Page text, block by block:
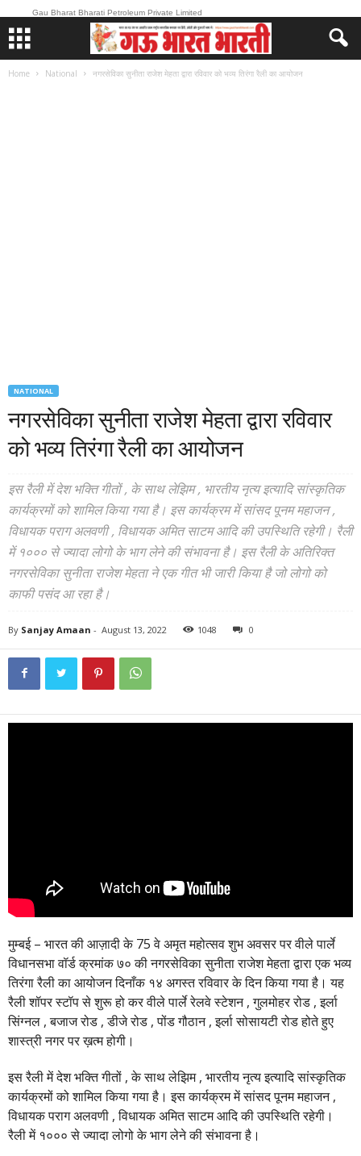
Gau Bharat Bharati Petroleum Private Limited
Home National नगरसेविका सुनीता राजेश मेहता द्वारा रविवार को भव्य तिरंगा रैली का आयोजन
NATIONAL
नगरसेविका सुनीता राजेश मेहता द्वारा रविवार
को भव्य तिरंगा रैली का आयोजन
इस रैली में देश भक्ति गीतों , के साथ लेझिम , भारतीय नृत्य इत्यादि सांस्कृतिक
कार्यक्रमों को शामिल किया गया है। इस कार्यक्रम में सांसद पूनम महाजन ,
विधायक पराग अलवणी , विधायक अमित साटम आदि की उपस्थिति रहेगी। रैली
में १००० से ज्यादा लोगो के भाग लेने की संभावना है। इस रैली के अतिरिक्त
नगरसेविका सुनीता राजेश मेहता ने एक गीत भी जारी किया है जो लोगो को
काफी पसंद आ रहा है।
By Sanjay Amaan - August 13, 2022 1048 0
मुम्बई – भारत की आज़ादी के 75 वे अमृत महोत्सव शुभ अवसर पर वीले पार्ले
विधानसभा वॉर्ड क्रमांक ७० की नगरसेविका सुनीता राजेश मेहता द्वारा एक भव्य
तिरंगा रैली का आयोजन दिनाँक १४ अगस्त रविवार के दिन किया गया है। यह
रैली शॉपर स्टॉप से शुरू हो कर वीले पार्ले रेलवे स्टेशन , गुलमोहर रोड , इर्ला
सिंग्नल , बजाज रोड , डीजे रोड , पोंड गौठान , इर्ला सोसायटी रोड होते हुए
शास्त्री नगर पर ख़त्म होगी।
इस रैली में देश भक्ति गीतों , के साथ लेझिम , भारतीय नृत्य इत्यादि सांस्कृतिक
कार्यक्रमों को शामिल किया गया है। इस कार्यक्रम में सांसद पूनम महाजन ,
विधायक पराग अलवणी , विधायक अमित साटम आदि की उपस्थिति रहेगी।
रैली में १००० से ज्यादा लोगो के भाग लेने की संभावना है।